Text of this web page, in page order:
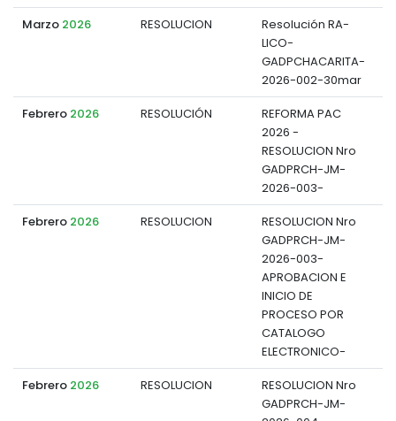
Marzo 2026 RESOLUCION
Resolución RA-
LICO-
GADPCHACARITA-
2026-002-30mar
Febrero 2026 RESOLUCIÓN
REFORMA PAC
2026 -
RESOLUCION Nro
GADPRCH-JM-
2026-003-
Febrero 2026 RESOLUCION
RESOLUCION Nro
GADPRCH-JM-
2026-003-
APROBACION E
INICIO DE
PROCESO POR
CATALOGO
ELECTRONICO-
Febrero 2026 RESOLUCION
RESOLUCION Nro
GADPRCH-JM-